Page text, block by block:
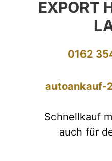
EXPORT
0162
autoankauf-
Schnellkauf
auch für